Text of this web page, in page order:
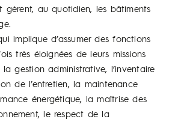
au quotidien, les bâtiments
implique d’assumer des fonctions
très éloignées de leurs missions
gestion administrative, l’inventaire
de l’entretien, la maintenance
énergétique, la maîtrise des
le respect de la